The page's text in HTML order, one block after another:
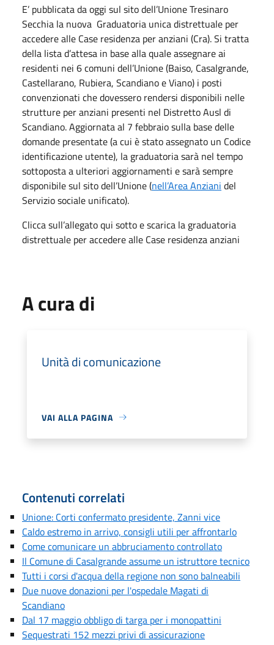
E’ pubblicata da oggi sul sito dell’Unione Tresinaro
Secchia la nuova Graduatoria unica distrettuale per
accedere alle Case residenza per anziani (Cra). Si tratta
della lista d’attesa in base alla quale assegnare ai
residenti nei 6 comuni dell’Unione (Baiso, Casalgrande,
Castellarano, Rubiera, Scandiano e Viano) i posti
convenzionati che dovessero rendersi disponibili nelle
strutture per anziani presenti nel Distretto Ausl di
Scandiano. Aggiornata al 7 febbraio sulla base delle
domande presentate (a cui è stato assegnato un Codice
identificazione utente), la graduatoria sarà nel tempo
sottoposta a ulteriori aggiornamenti e sarà sempre
disponibile sul sito dell’Unione (nell’Area Anziani del
Servizio sociale unificato).
Clicca sull’allegato qui sotto e scarica la graduatoria
distrettuale per accedere alle Case residenza anziani
A cura di
Unità di comunicazione
VAI ALLA PAGINA
Contenuti correlati
Unione: Corti confermato presidente, Zanni vice
Caldo estremo in arrivo, consigli utili per affrontarlo
Come comunicare un abbruciamento controllato
Il Comune di Casalgrande assume un istruttore tecnico
Tutti i corsi d'acqua della regione non sono balneabili
Due nuove donazioni per l'ospedale Magati di
Scandiano
Dal 17 maggio obbligo di targa per i monopattini
Sequestrati 152 mezzi privi di assicurazione